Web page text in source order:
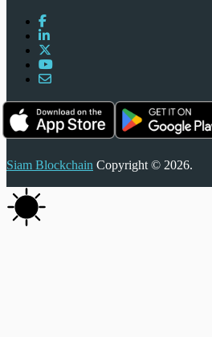
Siam Blockchain Copyright © 2026.